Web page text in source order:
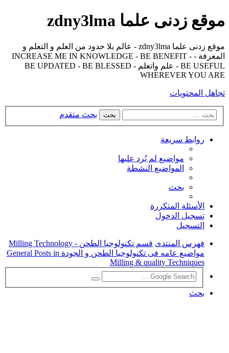
موقع زدنى علما zdny3lma
موقع زدنى علما zdny3lma - عالم بلا حدود من العلم و التعلم و
المعرفة - INCREASE ME IN KNOWLEDGE - BE BENEFIT -
BE USEFUL - علم واتعلم - BE UPDATED - BE BLESSED
WHEREVER YOU ARE
تجاهل المحتويات
بحث بحث متقدم
روابط سريعة
مواضيع لم يُرد عليها
المواضيع النشطة
بحث
الأسئلة المتكررة
تسجيل الدخول
التسجيل
فهرس المنتدى قسم تكنولوجيا الطحن - Milling Technology
مواضيع عامه فى تكنولوجيا الطحن و الجودة General Posts in
Milling & quality Techniques
بحث